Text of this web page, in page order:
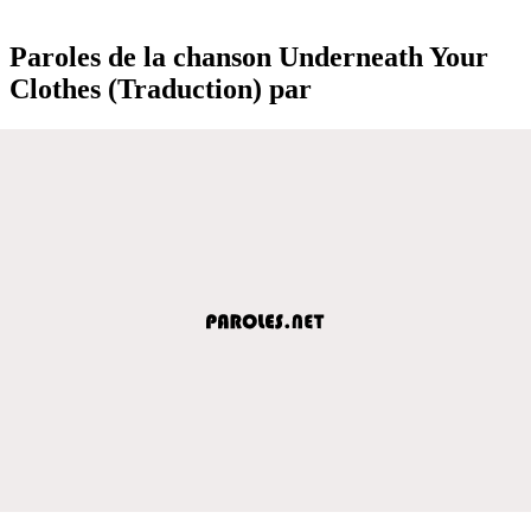
Paroles de la chanson Underneath Your
Clothes (Traduction) par